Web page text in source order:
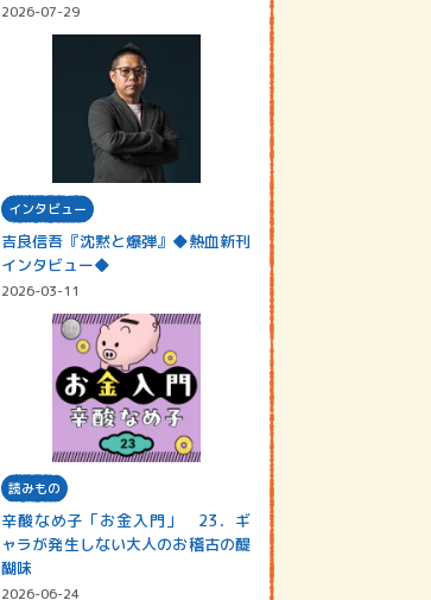
2026-07-29
インタビュー
吉良信吾『沈黙と爆弾』◆熱血新刊
インタビュー◆
2026-03-11
読みもの
辛酸なめ子「お金入門」 23．ギ
ャラが発生しない大人のお稽古の醍
醐味
2026-06-24